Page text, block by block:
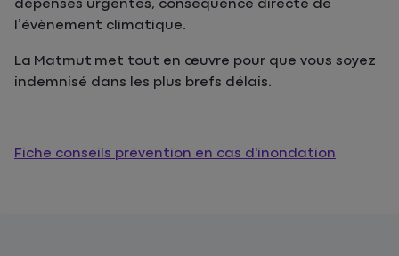
dépenses urgentes, conséquence directe de
l’évènement climatique.
La Matmut met tout en œuvre pour que vous soyez
indemnisé dans les plus brefs délais.
Fiche conseils prévention en cas d'inondation